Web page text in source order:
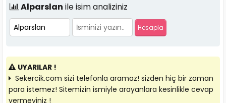
Alparslan ile isim analiziniz
UYARILAR !
Sekercik.com sizi telefonla aramaz! sizden hiç bir zaman
para istemez! Sitemizin ismiyle arayanlara kesinlikle cevap
vermeyiniz !